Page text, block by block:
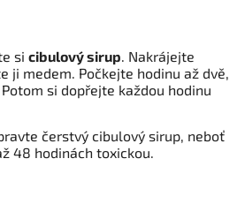
si cibulový sirup. Nakrájejte
ji medem. Počkejte hodinu až dvě,
si dopřejte každou hodinu
čerstvý cibulový sirup, neboť
48 hodinách toxickou.